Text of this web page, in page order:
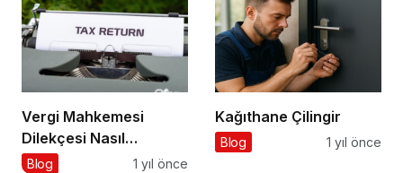
Vergi Mahkemesi
Dilekçesi Nasıl
Hazırlanır?
Blog 1 yıl önce
Kağıthane Çilingir
Blog 1 yıl önce